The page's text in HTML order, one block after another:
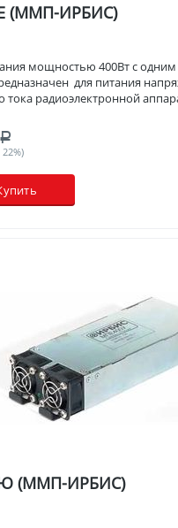
(ММП-ИРБИС)
мощностью 400Вт с
для питания
тока радиоэлектронной
Р
(ММП-ИРБИС)